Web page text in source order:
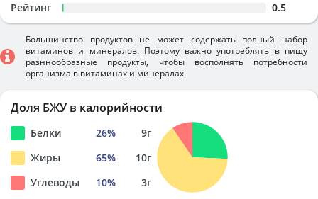
Рейтинг 0.5
Большинство продуктов не может содержать полный набор
витаминов и минералов. Поэтому важно употреблять в пищу
разннообразные продукты, чтобы восполнять потребности
организма в витаминах и минералах.
Доля БЖУ в калорийности
Белки 26% 9г
Жиры
65% 10г
Углеводы
10% 3г